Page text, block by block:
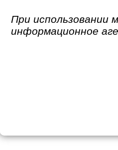
При использовании
информационное